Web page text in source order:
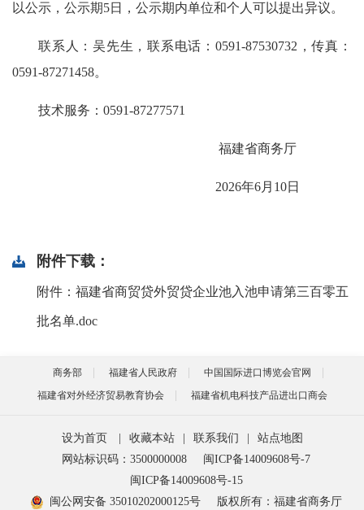
以公示，公示期5日，公示期内单位和个人可以提出异议。
联系人：吴先生，联系电话：0591-87530732，传真：
0591-87271458。
技术服务：0591-87277571
福建省商务厅
2026年6月10日
附件下载：
附件：福建省商贸贷外贸贷企业池入池申请第三百零五
批名单.doc
商务部 福建省人民政府
中国国际进口博览会官网
福建省对外经济贸易教育协会
福建省机电科技产品进出口商会
设为首页 收藏本站 联系我们
站点地图
网站标识码：3500000008
闽ICP备14009608号-7
闽ICP备14009608号-15
闽公网安备 35010202000125号
版权所有：福建省商务厅